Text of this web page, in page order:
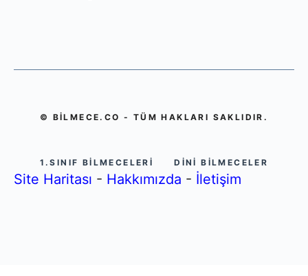
© BILMECE.CO - TÜM HAKLARI SAKLIDIR.
1.SINIF BILMECELERI DINI BILMECELER
Site Haritası - Hakkımızda - İletişim